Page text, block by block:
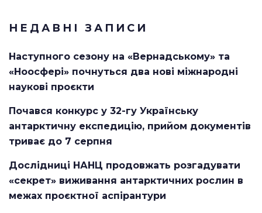
НЕДАВНІ ЗАПИСИ
Наступного сезону на «Вернадському» та
«Ноосфері» почнуться два нові міжнародні
наукові проєкти
Почався конкурс у 32-гу Українську
антарктичну експедицію, прийом документів
триває до 7 серпня
Дослідниці НАНЦ продовжать розгадувати
«секрет» виживання антарктичних рослин в
межах проєктної аспірантури